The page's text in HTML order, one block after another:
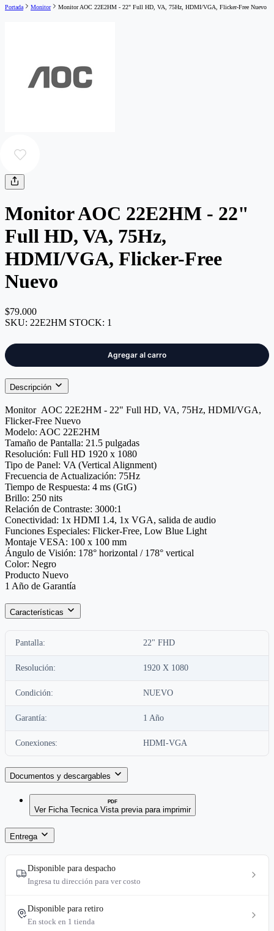
Portada Monitor Monitor AOC 22E2HM - 22" Full HD, VA, 75Hz, HDMI/VGA, Flicker-Free Nuevo
Monitor AOC 22E2HM - 22"
Full HD, VA, 75Hz,
HDMI/VGA, Flicker-Free
Nuevo
$79.000
SKU: 22E2HM STOCK: 1
Descripción
Monitor AOC 22E2HM - 22" Full HD, VA, 75Hz, HDMI/VGA,
Flicker-Free Nuevo
Modelo: AOC 22E2HM
Tamaño de Pantalla: 21.5 pulgadas
Resolución: Full HD 1920 x 1080
Tipo de Panel: VA (Vertical Alignment)
Frecuencia de Actualización: 75Hz
Tiempo de Respuesta: 4 ms (GtG)
Brillo: 250 nits
Relación de Contraste: 3000:1
Conectividad: 1x HDMI 1.4, 1x VGA, salida de audio
Funciones Especiales: Flicker-Free, Low Blue Light
Montaje VESA: 100 x 100 mm
Ángulo de Visión: 178° horizontal / 178° vertical
Color: Negro
Producto Nuevo
1 Año de Garantía
Características
Pantalla: 22" FHD
Resolución: 1920 X 1080
Condición: NUEVO
Garantía: 1 Año
Conexiones: HDMI-VGA
Documentos y descargables
PDF
Ver Ficha Tecnica Vista previa para imprimir
Entrega